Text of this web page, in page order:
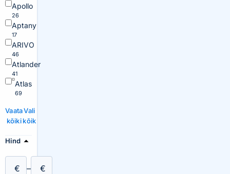
Apollo
26
Aptany
17
ARIVO
46
Atlander
41
Atlas
69
Vaata
kõiki
Vali
kõik
Hind
€ – €